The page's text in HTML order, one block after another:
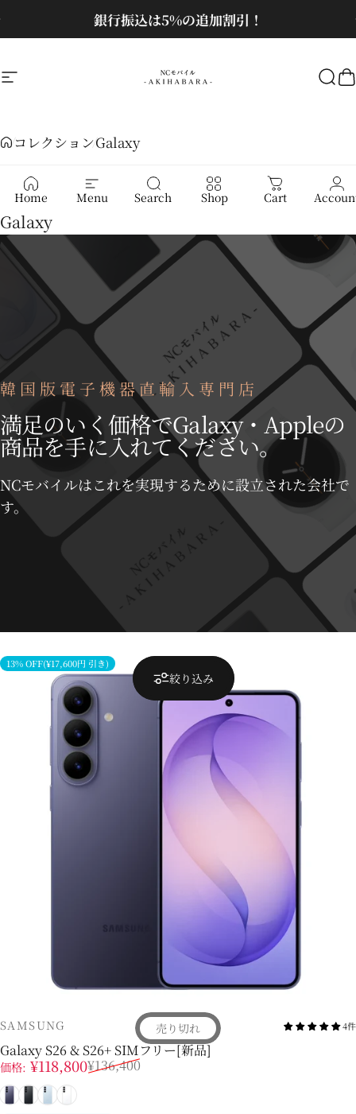
コンテンツへスキップ銀行振込は5%の追加割引！
スライドショーを一時停止
サイトナビゲーションNCモバイル 検
Home Menu Search Shop Cart
コレクションGalaxy
Galaxy
Galaxy
韓国版電子機器直輸入専門店
満足のいく価格でGalaxy・Appleの
商品を手に入れてください。
NCモバイルはこれを実現するために設立された会社で
す。
絞り込み
13% OFF(¥17,600円 引き)
売り切れ
販売業者
SAMSUNG 4件
Galaxy S26 & S26+ SIMフリー[新品]
販売価格
価格: ¥118,800
通常価格 ¥136,400
コバルトバイオレット
ブラック
スカイブルー
ホワイト